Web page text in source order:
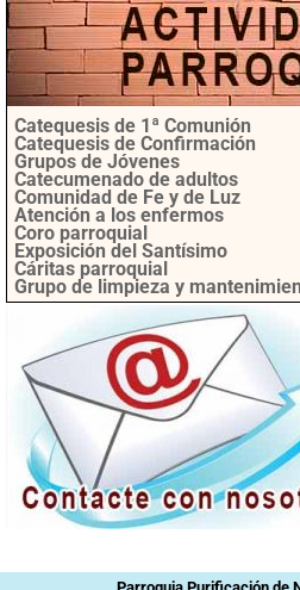
Catequesis de 1ª Comunión
Catequesis de Confirmación
Grupos de Jóvenes
Catecumenado de adultos
Comunidad de Fe y de Luz
Atención a los enfermos
Coro parroquial
Exposición del Santísimo
Cáritas parroquial
Grupo de limpieza y